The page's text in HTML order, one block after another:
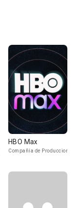
HBO Max
Compañía de Produccion